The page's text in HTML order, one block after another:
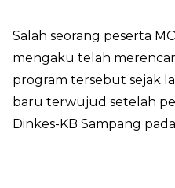
Salah seorang peserta
mengaku telah
program tersebut sejak
baru terwujud setelah
Dinkes-KB Sampang